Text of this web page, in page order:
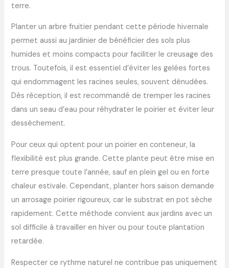
terre.
Planter un arbre fruitier pendant cette période hivernale
permet aussi au jardinier de bénéficier des sols plus
humides et moins compacts pour faciliter le creusage des
trous. Toutefois, il est essentiel d’éviter les gelées fortes
qui endommagent les racines seules, souvent dénudées.
Dès réception, il est recommandé de tremper les racines
dans un seau d’eau pour réhydrater le poirier et éviter leur
dessèchement.
Pour ceux qui optent pour un poirier en conteneur, la
flexibilité est plus grande. Cette plante peut être mise en
terre presque toute l’année, sauf en plein gel ou en forte
chaleur estivale. Cependant, planter hors saison demande
un arrosage poirier rigoureux, car le substrat en pot sèche
rapidement. Cette méthode convient aux jardins avec un
sol difficile à travailler en hiver ou pour toute plantation
retardée.
Respecter ce rythme naturel ne contribue pas uniquement